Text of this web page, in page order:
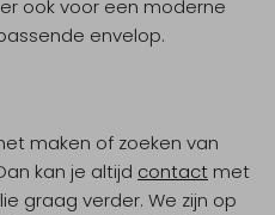
ook voor een moderne
envelop.
maken of zoeken van
kan je altijd contact met
graag verder. We zijn op